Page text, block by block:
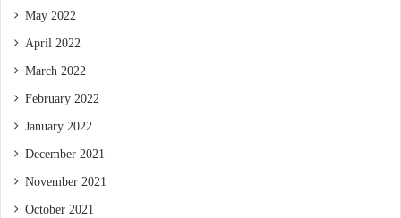
May 2022
April 2022
March 2022
February 2022
January 2022
December 2021
November 2021
October 2021